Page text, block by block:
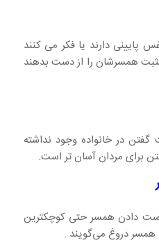
پایینی دارند یا فکر می کنند
همسرشان را از دست بدهند
در خانواده وجود نداشته
برای مردان آسان تر است.
دادن همسر حتی کوچکترین
همسر دروغ می‌گویند .